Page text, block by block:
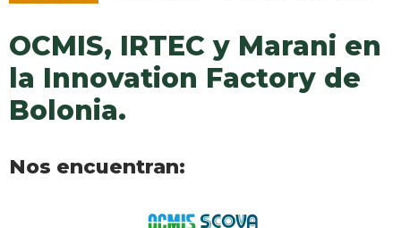
OCMIS, IRTEC y Marani en
la Innovation Factory de
Bolonia.
Nos encuentran: